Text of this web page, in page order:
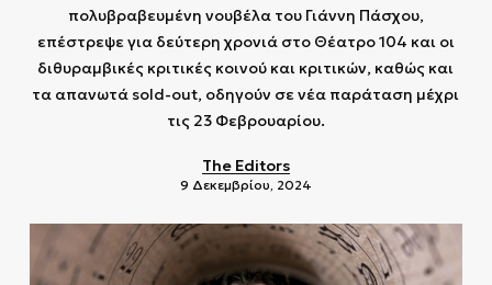
πολυβραβευμένη νουβέλα του Γιάννη Πάσχου,
επέστρεψε για δεύτερη χρονιά στο Θέατρο 104 και οι
διθυραμβικές κριτικές κοινού και κριτικών, καθώς και
τα απανωτά sold-out, οδηγούν σε νέα παράταση μέχρι
τις 23 Φεβρουαρίου.
The Editors
9 Δεκεμβρίου, 2024